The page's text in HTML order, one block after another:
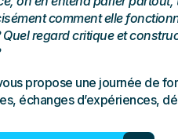
comment elle
Quel regard critique et
propose une journée de
échanges d’expériences,